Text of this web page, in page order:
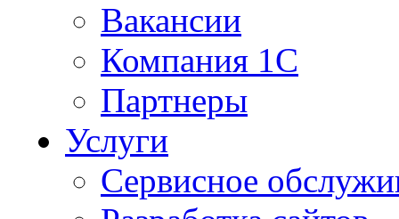
Вакансии
Компания 1С
Партнеры
Услуги
Сервисное